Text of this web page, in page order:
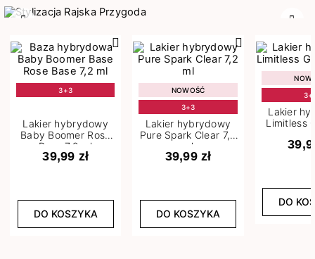
3+3
Lakier hybrydowy
Baby Boomer Rose
Base 7,2 ml
39,99 zł
DO KOSZYKA
NOWOŚĆ
3+3
Lakier hybrydowy
Pure Spark Clear 7,2
ml
39,99 zł
DO KOSZYKA
Lakier
Limitless
DO